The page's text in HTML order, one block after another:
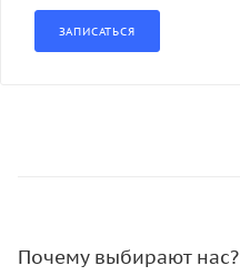
Почему выбирают нас?